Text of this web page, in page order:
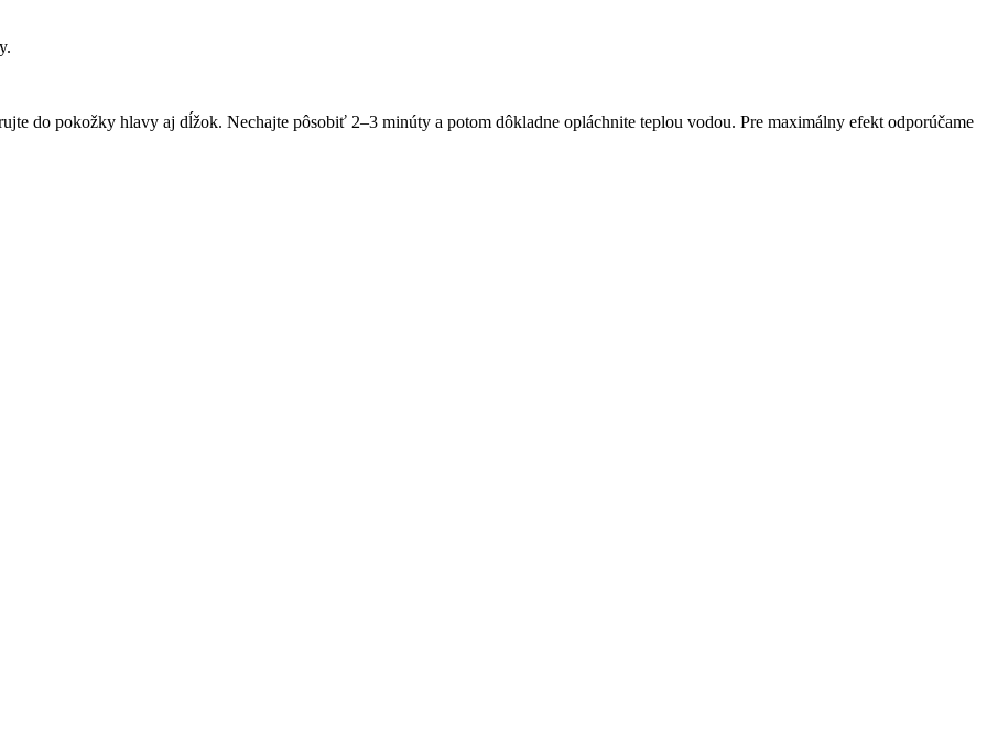
do pokožky hlavy aj dĺžok. Nechajte pôsobiť 2–3 minúty a potom dôkladne opláchnite teplou vodou. Pre maximálny efekt odporúčame